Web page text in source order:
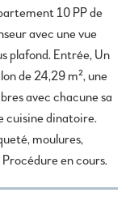
10 PP de
avec une vue
plafond. Entrée, Un
de 24,29 m², une
avec chacune sa
cuisine dinatoire.
moulures,
en cours.